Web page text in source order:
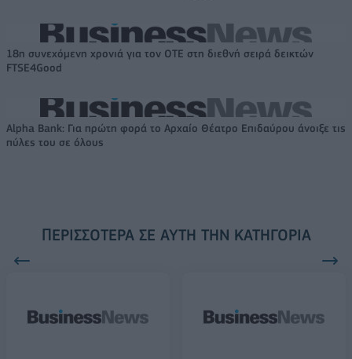
18η συνεχόμενη χρονιά για τον ΟΤΕ στη διεθνή σειρά δεικτών
FTSE4Good
Alpha Bank: Για πρώτη φορά το Αρχαίο Θέατρο Επιδαύρου άνοιξε τις
πύλες του σε όλους
ΠΕΡΙΣΣΌΤΕΡΑ ΣΕ ΑΥΤΉ ΤΗΝ ΚΑΤΗΓΟΡΊΑ